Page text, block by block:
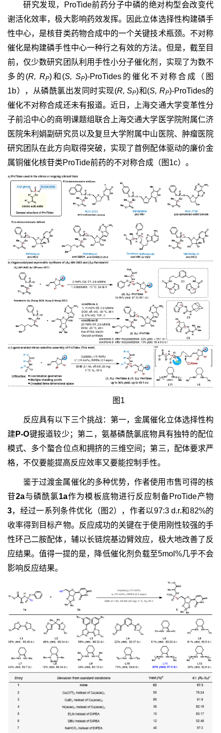
研究发现，ProTide前药分子中磷的绝对构型会改变代
谢活化效率，极大影响药效发挥。因此立体选择性构建磷手
性中心，是核苷类药物合成中的一个关键技术瓶颈。不对称
催化是构建磷手性中心一种行之有效的方法。但是，截至目
前，仅少数研究团队利用手性小分子催化剂，实现了为数不
多的(R, RP)和(S, SP)-ProTides的催化不对称合成（图
1b），从磷酰氯出发同时实现(R, SP)和(S, RP)-ProTides的
催化不对称合成还未有报道。近日，上海交通大学变革性分
子前沿中心的商明课题组联合上海交通大学医学院附属仁济
医院朱利娟副研究员以及复旦大学附属中山医院、肿瘤医院
研究团队在此方向取得突破，实现了首例配体驱动的廉价金
属铜催化核苷类ProTide前药的不对称合成（图1c）。
图1
反应具有以下三个挑战：第一，金属催化立体选择性构
建P-O键报道较少；第二，氨基磷酰氯底物具有独特的配位
模式、多个螯合位点和拥挤的三维空间；第三，配体要求严
格，不仅要能提高反应效率又要能控制手性。
鉴于过渡金属催化的多种优势，作者使用市售可得的核
苷2a与磷酰氯1a作为模板底物进行反应制备ProTide产物
3，经过一系列条件优化（图2），作者以97:3 d.r.和82%的
收率得到目标产物。反应成功的关键在于使用刚性较强的手
性环己二胺配体，辅以长链烷基边臂效应，极大地改善了反
应结果。值得一提的是，降低催化剂负载至5mol%几乎不会
影响反应结果。